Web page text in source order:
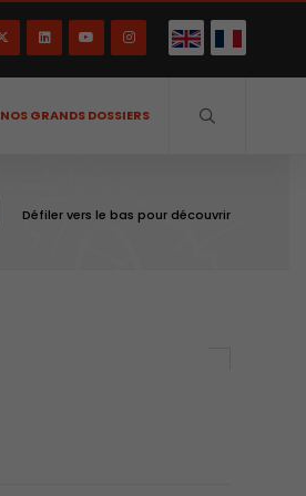
NOS GRANDS DOSSIERS
Défiler vers le bas pour découvrir